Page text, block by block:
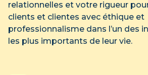
relationnelles et votre rigueur
clients et clientes avec éthique et
professionnalisme dans l’un des
les plus importants de leur vie.